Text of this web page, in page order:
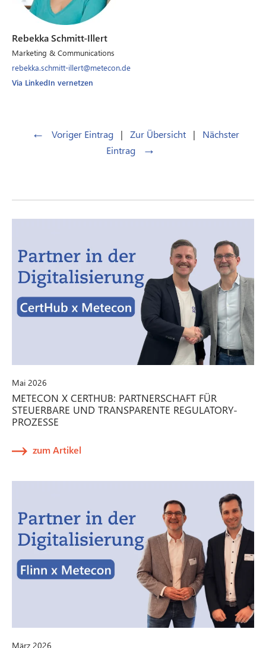
Rebekka Schmitt-Illert
Marketing & Communications
rebekka.schmitt-illert@metecon.de
Via LinkedIn vernetzen
← Voriger Eintrag | Zur Übersicht |
Nächster
Eintrag
→
Mai 2026
METECON X CERTHUB: PARTNERSCHAFT FÜR
STEUERBARE UND TRANSPARENTE REGULATORY-
PROZESSE
zum Artikel
März 2026